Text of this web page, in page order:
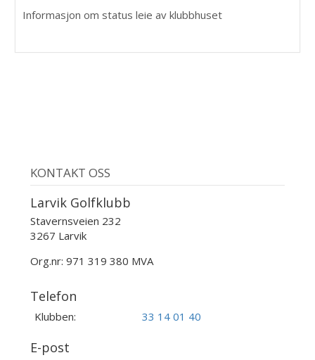
Informasjon om status leie av klubbhuset
KONTAKT OSS
Larvik Golfklubb
Stavernsveien 232
3267 Larvik
Org.nr: 971 319 380 MVA
Telefon
Klubben: 33 14 01 40
E-post